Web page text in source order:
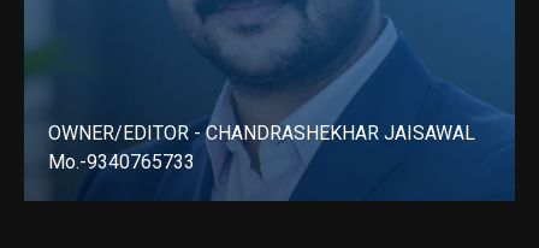
OWNER/EDITOR - CHANDRASHEKHAR JAISAWAL
Mo.-9340765733